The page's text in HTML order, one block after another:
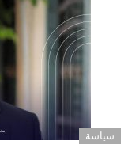
سياسة